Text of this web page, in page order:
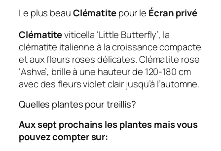
Le plus beauClématitepour le Écran privé
Clématiteviticella ‘Little Butterfly’, la
clématite italienne à la croissance compacte
et aux fleurs roses délicates. Clématite rose
‘Ashva’, brille à une hauteur de 120-180 cm
avec des fleurs violet clair jusqu’à l’automne.
Quelles plantes pour treillis?
Aux sept prochainsles plantesmais vous
pouvez compter sur: